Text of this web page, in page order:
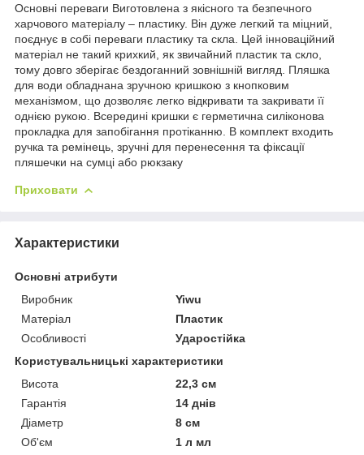
Основні переваги Виготовлена ​​з якісного та безпечного
харчового матеріалу – пластику. Він дуже легкий та міцний,
поєднує в собі переваги пластику та скла. Цей інноваційний
матеріал не такий крихкий, як звичайний пластик та скло,
тому довго зберігає бездоганний зовнішній вигляд. Пляшка
для води обладнана зручною кришкою з кнопковим
механізмом, що дозволяє легко відкривати та закривати її
однією рукою. Всередині кришки є герметична силіконова
прокладка для запобігання протіканню. В комплект входить
ручка та ремінець, зручні для перенесення та фіксації
пляшечки на сумці або рюкзаку
Приховати
Характеристики
Основні атрибути
Виробник
Yiwu
Матеріал
Пластик
Особливості
Ударостійка
Користувальницькі характеристики
Висота
22,3 см
Гарантія
14 днів
Діаметр
8 см
Об'єм
1 л мл